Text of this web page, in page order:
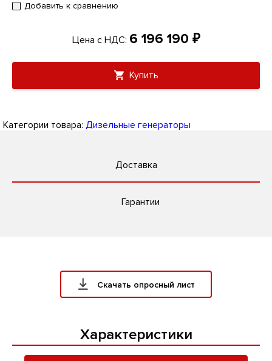
Добавить к сравнению
Цена с НДС: 6 196 190 ₽
Купить
Категории товара: Дизельные генераторы
Доставка
Гарантии
Скачать опросный лист
Характеристики